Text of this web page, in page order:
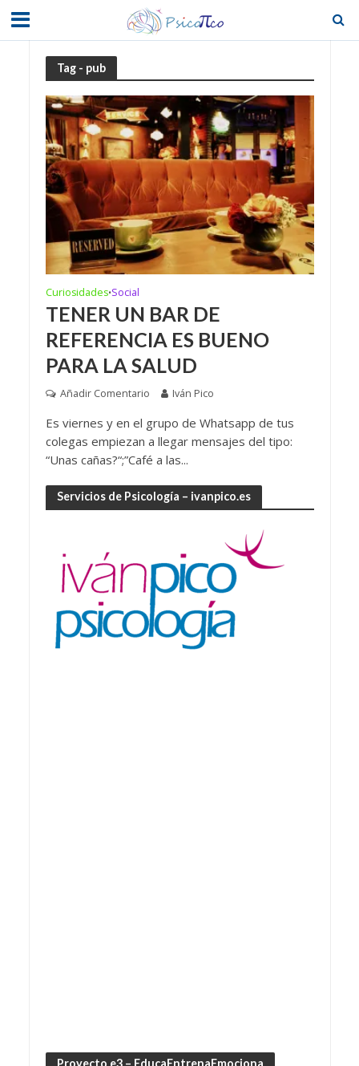
Tag - pub
Curiosidades•Social
TENER UN BAR DE
REFERENCIA ES BUENO
PARA LA SALUD
Añadir Comentario Iván Pico
Es viernes y en el grupo de Whatsapp de tus
colegas empiezan a llegar mensajes del tipo:
“Unas cañas?“;”Café a las...
Servicios de Psicología – ivanpico.es